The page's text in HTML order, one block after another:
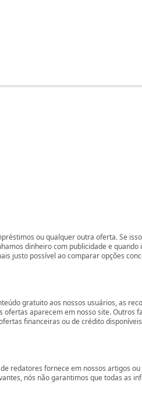
ou qualquer outra oferta. Se
dinheiro com publicidade e
justo possível ao comparar opções
gratuito aos nossos usuários, as
aparecem em nosso site.
financeiras ou de crédito
redatores fornece em nossos artigos
nós não garantimos que todas as